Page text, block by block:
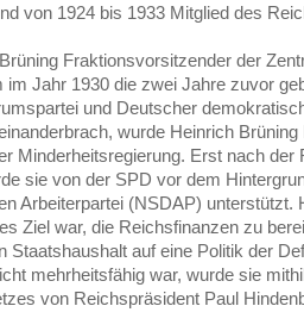
von 1924 bis 1933 Mitglied des
Fraktionsvorsitzender der
im Jahr 1930 die zwei Jahre zuvor
und Deutscher
wurde Heinrich
Minderheitsregierung. Erst nach der
sie von der SPD vor dem
Arbeiterpartei (NSDAP) unterstützt.
Ziel war, die Reichsfinanzen zu
Staatshaushalt auf eine Politik der
mehrheitsfähig war, wurde sie
von Reichspräsident Paul